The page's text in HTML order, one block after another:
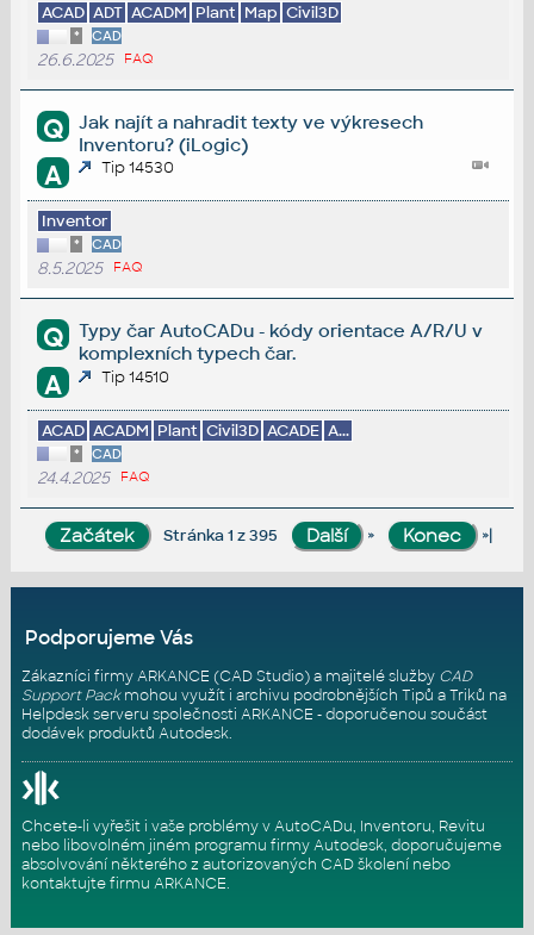
ACAD ADT ACADM Plant Map Civil3D
* CAD
26.6.2025 FAQ
Q
Jak najít a nahradit texty ve výkresech
Inventoru? (iLogic)
A Tip 14530
Inventor
* CAD
8.5.2025 FAQ
Q
Typy čar AutoCADu - kódy orientace A/R/U v
komplexních typech čar.
A Tip 14510
ACAD ACADM Plant Civil3D ACADE A...
* CAD
24.4.2025 FAQ
Stránka 1 z 395 » »|
Podporujeme Vás
Zákazníci firmy ARKANCE (CAD Studio) a majitelé služby CAD
Support Packmohou využít i archivu podrobnějších Tipů a Triků na
Helpdesk serveru společnosti ARKANCE - doporučenou součást
dodávek produktů Autodesk.
Chcete-li vyřešit i vaše problémy v AutoCADu, Inventoru, Revitu
nebo libovolném jiném programu firmy Autodesk, doporučujeme
absolvování některého z autorizovaných CAD školenínebo
kontaktujte firmu ARKANCE.